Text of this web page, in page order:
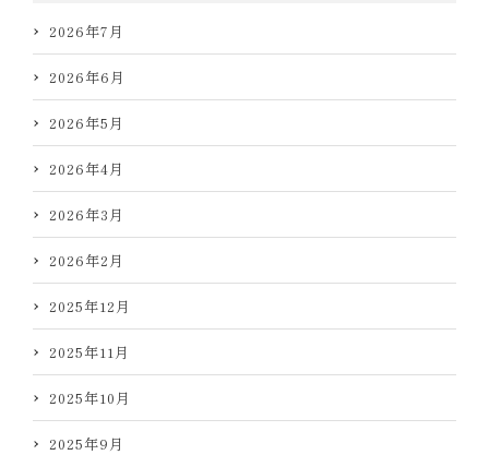
2026年7月
2026年6月
2026年5月
2026年4月
2026年3月
2026年2月
2025年12月
2025年11月
2025年10月
2025年9月